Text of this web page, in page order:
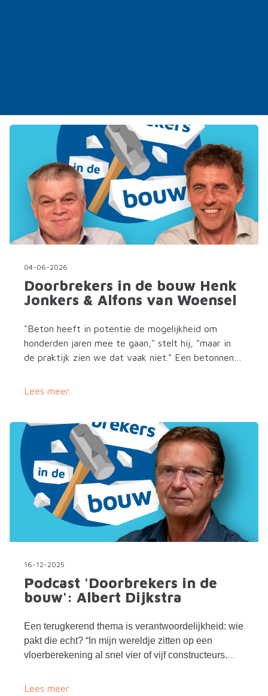
04-06-2026
Doorbrekers in de bouw Henk
Jonkers & Alfons van Woensel
"Beton heeft in potentie de mogelijkheid om
honderden jaren mee te gaan," stelt hij, "maar in
de praktijk zien we dat vaak niet." Een betonnen
ze nog tientallen jaren mee had gekund, verspilt
Lees meer
16-12-2025
Podcast 'Doorbrekers in de
bouw': Albert Dijkstra
Een terugkerend thema is verantwoordelijkheid: wie
pakt die echt? “In mijn wereldje zitten op een
vloerberekening al snel vier of vijf constructeurs.
niemand overziet het geheel.”
Lees meer